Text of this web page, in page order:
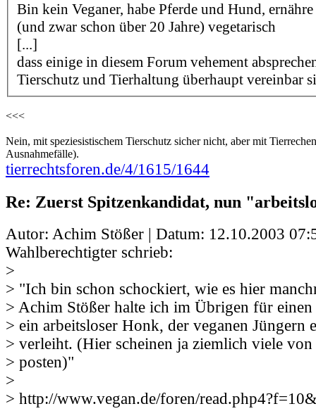
Bin kein Veganer, habe Pferde und Hund,
(und zwar schon über 20 Jahre) vegetarisch
[...]
dass einige in diesem Forum vehement
Tierschutz und Tierhaltung überhaupt vereinbar
<<<
Nein, mit speziesistischem Tierschutz sicher nicht, aber mit
Ausnahmefälle).
tierrechtsforen.de/4/1615/1644
Re: Zuerst Spitzenkandidat, nun
Autor: Achim Stößer | Datum: 12.10.2003
Wahlberechtigter schrieb:
>
> "Ich bin schon schockiert, wie es hier
> Achim Stößer halte ich im Übrigen für
> ein arbeitsloser Honk, der veganen Jüngern
> verleiht. (Hier scheinen ja ziemlich viele
> posten)"
>
> http://www.vegan.de/foren/